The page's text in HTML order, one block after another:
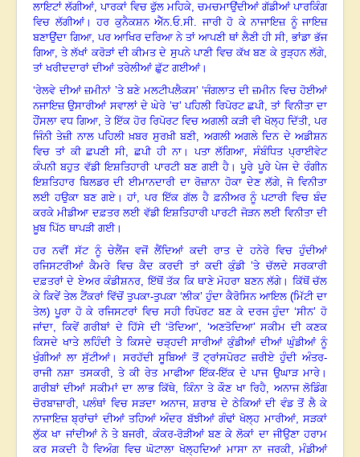
ਲਾਇਟਾਂ ਲੱਗੀਆਂ, ਪਾਰਕਾਂ ਵਿਚ ਫੁੱਲ ਮਹਿਕੇ, ਚਮਚਮਾਉਂਦੀਆਂ ਗੱਡੀਆਂ ਪਾਰਕਿੰਗ
ਵਿਚ ਲੱਗੀਆਂ। ਹਰ ਕੁਨੈਕਸ਼ਨ ਐੱਨ.ਓ.ਸੀ. ਜਾਰੀ ਹੋ ਕੇ ਨਾਜਾਇਜ਼ ਨੂੰ ਜਾਇਜ਼
ਬਣਾਉਂਦਾ ਗਿਆ, ਪਰ ਆਖਿਰ ਦਰਿਆ ਨੇ ਤਾਂ ਆਪਣੀ ਥਾਂ ਲੈਣੀ ਹੀ ਸੀ, ਭਾਂਡਾ ਭੱਜ
ਗਿਆ,ਤੇ ਲੱਖਾਂ ਕਰੋੜਾਂ ਦੀ ਕੀਮਤ ਦੇ ਸੁਪਨੇ ਪਾਣੀ ਵਿਚ ਕੱਖ ਬਣ ਕੇ ਰੁੜ੍ਹਨ ਲੱਗੇ,
ਤਾਂ ਖਰੀਦਦਾਰਾਂ ਦੀਆਂ ਤਰੇਲੀਆਂ ਛੁੱਟ ਗਈਆਂ।
‘ਰੇਲਵੇ ਦੀਆਂ ਜ਼ਮੀਨਾਂ ’ਤੇ ਬਣੇ ਮਲਟੀਪਲੈਕਸ’ ‘ਜੰਗਲਾਤ ਦੀ ਜ਼ਮੀਨ ਵਿਚ ਹੋਈਆਂ
ਨਜਾਇਜ਼ ਉਸਾਰੀਆਂ ਸਵਾਲਾਂ ਦੇ ਘੇਰੇ ’ਚ’ ਪਹਿਲੀ ਰਿਪੋਰਟ ਛਪੀ,ਤਾਂ ਵਿਨੀਤਾ ਦਾ
ਹੌਂਸਲਾ ਵਧ ਗਿਆ, ਤੇ ਇੱਕ ਹੋਰ ਰਿਪੋਰਟ ਵਿਚ ਅਗਲੀ ਕੜੀ ਵੀ ਖੋਲ੍ਹ ਦਿੱਤੀ, ਪਰ
ਜਿੰਨੀ ਤੇਜ਼ੀ ਨਾਲ ਪਹਿਲੀ ਖ਼ਬਰ ਸੁਰਖ਼ੀ ਬਣੀ, ਅਗਲੀ ਅਗਲੇ ਦਿਨ ਦੇ ਅਡੀਸ਼ਨ
ਵਿਚ ਤਾਂ ਕੀ ਛਪਣੀ ਸੀ,ਛਪੀ ਹੀ ਨਾ। ਪਤਾ ਲੱਗਿਆ,ਸੰਬੰਧਿਤ ਪ੍ਰਾਈਵੇਟ
ਕੰਪਨੀ ਬਹੁਤ ਵੱਡੀ ਇਸ਼ਤਿਹਾਰੀ ਪਾਰਟੀ ਬਣ ਗਈ ਹੈ।ਪੂਰੇ ਪੂਰੇ ਪੇਜ ਦੇ ਰੰਗੀਨ
ਇਸ਼ਤਿਹਾਰ ਬਿਲਡਰ ਦੀ ਈਮਾਨਦਾਰੀ ਦਾ ਰੋਜ਼ਾਨਾ ਹੋਕਾ ਦੇਣ ਲੱਗੇ,ਜੋ ਵਿਨੀਤਾ
ਲਈ ਹਉਕਾ ਬਣ ਗਏ।ਹਾਂ,ਪਰ ਇੱਕ ਗੱਲ ਹੈ ਫ਼ਨੀਅਰ ਨੂੰ ਪਟਾਰੀ ਵਿਚ ਬੰਦ
ਕਰਕੇ ਮੀਡੀਆ ਦਫ਼ਤਰ ਲਈ ਵੱਡੀ ਇਸ਼ਤਿਹਾਰੀ ਪਾਰਟੀ ਜੋੜਨ ਲਈ ਵਿਨੀਤਾ ਦੀ
ਖ਼ੂਬ ਪਿੱਠ ਥਾਪੜੀ ਗਈ।
ਹਰ ਨਵੀਂ ਸੱਟ ਨੂੰ ਚੇਲੈਂਜ ਵਜੋਂ ਲੈਂਦਿਆਂ ਕਦੀ ਰਾਤ ਦੇ ਹਨੇਰੇ ਵਿਚ ਹੁੰਦੀਆਂ
ਰਜਿਸਟਰੀਆਂ ਕੈਮਰੇ ਵਿਚ ਕੈਦ ਕਰਦੀ ਤਾਂ ਕਦੀ ਕੁੰਡੀ ’ਤੇ ਚੱਲਦੇ ਸਰਕਾਰੀ
ਦਫ਼ਤਰਾਂ ਦੇ ਏਅਰ ਕੰਡੀਸ਼ਨਰ,ਇੱਥੋਂ ਤੱਕ ਕਿ ਥਾਣੇ ਮੋਹਰਾ ਬਣਨ ਲੱਗੇ। ਕਿੱਥੋਂ ਚੱਲ
ਕੇ ਕਿਵੇਂ ਤੇਲ ਟੈਂਕਰਾਂ ਵਿੱਚੋਂ ਤੁਪਕਾ-ਤੁਪਕਾ ‘ਲੀਕ’ ਹੁੰਦਾ ਕੈਰੋਸਿਨ ਆਇਲ (ਮਿੱਟੀ ਦਾ
ਤੇਲ) ਪੂਰਾ ਹੋ ਕੇ ਰਜਿਸਟਰਾਂ ਵਿਚ ਸਹੀ ਰਿਪੋਰਟ ਬਣ ਕੇ ਦਰਜ ਹੁੰਦਾ ‘ਸੀਨ’ ਹੋ
ਜਾਂਦਾ, ਕਿਵੇਂ ਗਰੀਬਾਂ ਦੇ ਹਿੱਸੇ ਦੀ ‘ਤੋਦਿਆ’, ‘ਅਣਤੋਦਿਆ’ ਸਕੀਮ ਦੀ ਕਣਕ
ਕਿਸਦੇ ਖਾਤੇ ਲਹਿੰਦੀ ਤੇ ਕਿਸਦੇ ਚੜ੍ਹਦੀ ਸਾਰੀਆਂ ਕੁੰਡੀਆਂ ਦੀਆਂ ਘੁੰਡੀਆਂ ਨੂੰ
ਖੁੰਗੀਆਂ ਲਾ ਸੁੱਟੀਆਂ। ਸਰਹੱਦੀ ਸੂਬਿਆਂ ਤੋਂ ਟ੍ਰਾਂਸਪੋਰਟ ਜ਼ਰੀਏ ਹੁੰਦੀ ਅੰਤਰ-
ਰਾਜੀ ਨਸ਼ਾ ਤਸਕਰੀ, ਤੇ ਕੀ ਰੇਤ ਮਾਫੀਆ ਇੱਕ-ਇੱਕ ਦੇ ਪਾਜ ਉਘਾੜ ਮਾਰੇ।
ਗਰੀਬਾਂ ਦੀਆਂ ਸਕੀਮਾਂ ਦਾ ਲਾਭ ਕਿੱਥੇ, ਕਿੰਨਾ ਤੇ ਕੌਣ ਖਾ ਰਿਹੈ, ਅਨਾਜ ਲੋਡਿੰਗ
ਚੋਰਬਾਜ਼ਾਰੀ,ਪਲੰਥਾਂ ਵਿਚ ਸੜਦਾ ਅਨਾਜ,ਸ਼ਰਾਬ ਦੇ ਠੇਕਿਆਂ ਦੀ ਵੰਡ ਤੋਂ ਲੈ ਕੇ
ਨਾਜਾਇਜ਼ ਬ੍ਰਾਂਚਾਂ ਦੀਆਂ ਤਹਿਆਂ ਅੰਦਰ ਬੱਝੀਆਂ ਗੰਢਾਂ ਖੋਲ੍ਹ ਮਾਰੀਆਂ,ਸੜਕਾਂ
ਲੁੱਕ ਖਾ ਜਾਂਦੀਆਂ ਨੇ ਤੇ ਬਜਰੀ, ਕੰਕਰ-ਰੋੜੀਆਂ ਬਣ ਕੇ ਲੋਕਾਂ ਦਾ ਜੀਉਣਾ ਹਰਾਮ
ਕਰ ਸਕਦੀ ਹੈ ਵਿਅੰਗ ਵਿਚ ਘੋਟਾਲਾ ਖੋਲ੍ਹਦਿਆਂ ਮਾਸਾ ਨਾ ਜਰਕੀ,ਮੰਡੀਆਂ